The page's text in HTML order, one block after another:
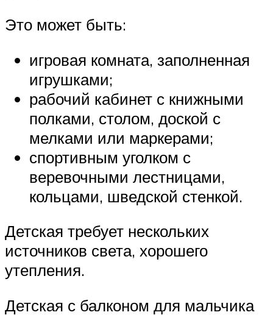
Это может быть:
игровая комната, заполненная
игрушками;
рабочий кабинет с книжными
полками, столом, доской с
мелками или маркерами;
спортивным уголком с
веревочными лестницами,
кольцами, шведской стенкой.
Детская требует нескольких
источников света, хорошего
утепления.
Детская с балконом для мальчика